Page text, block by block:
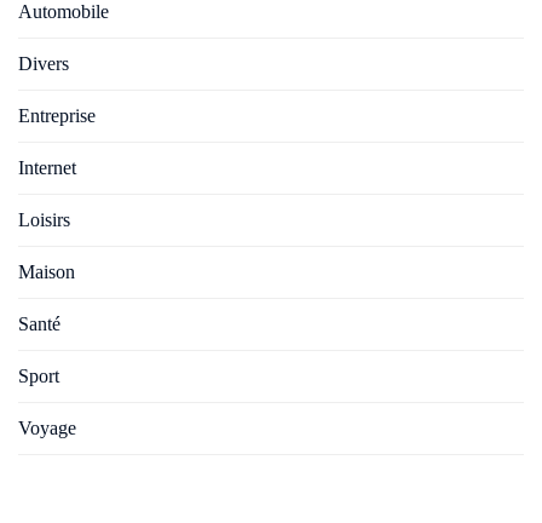
Automobile
Divers
Entreprise
Internet
Loisirs
Maison
Santé
Sport
Voyage